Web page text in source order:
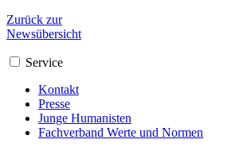
Zurück zur
Newsübersicht
Service
Kontakt
Presse
Junge Humanisten
Fachverband Werte und Normen